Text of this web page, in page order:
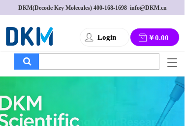
DKM(Decode Key Molecules) 400-168-1698
  info@DKM.cn
Login ￥0.00
T
g
g
l